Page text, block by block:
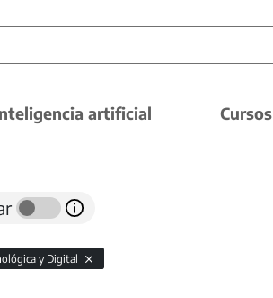
artificial Cursos
y Digital